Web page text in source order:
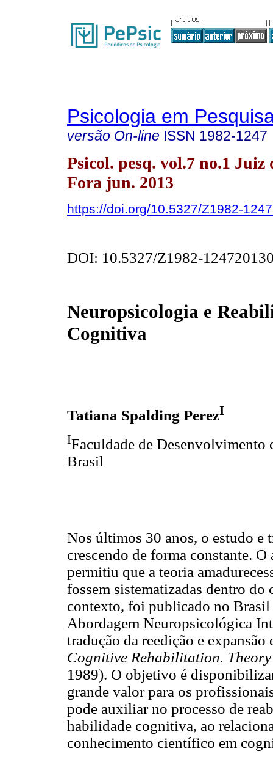
Psicologia em
versão On-line ISSN 1982-1247
Psicol. pesq. vol.7 no.1 Juiz
Fora jun. 2013
https://doi.org/10.5327/Z1982-
DOI: 10.5327/Z1982-
Neuropsicologia e
Cognitiva
Tatiana Spalding PerezI
IFaculdade de
Brasil
Nos últimos 30 anos, o estudo
crescendo de forma constante. O
permitiu que a teoria
fossem sistematizadas dentro
contexto, foi publicado no
Abordagem Neuropsicológica
tradução da reedição e
Cognitive Rehabilitation.
1989). O objetivo é
grande valor para os
pode auxiliar no processo de
habilidade cognitiva, ao
conhecimento científico em